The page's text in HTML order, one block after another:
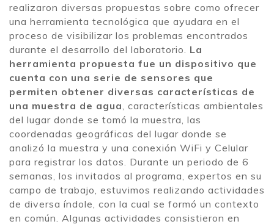
realizaron diversas propuestas sobre como ofrecer
una herramienta tecnológica que ayudara en el
proceso de visibilizar los problemas encontrados
durante el desarrollo del laboratorio. La
herramienta propuesta fue un dispositivo que
cuenta con una serie de sensores que
permiten obtener diversas características de
una muestra de agua , características ambientales
del lugar donde se tomó la muestra, las
coordenadas geográficas del lugar donde se
analizó la muestra y una conexión WiFi y Celular
para registrar los datos. Durante un periodo de 6
semanas, los invitados al programa, expertos en su
campo de trabajo, estuvimos realizando actividades
de diversa índole, con la cual se formó un contexto
en común. Algunas actividades consistieron en